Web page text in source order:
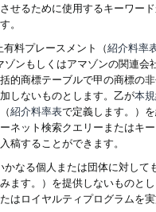
せるために使用するキーワー
。
料プレースメント（紹介料率
ゾンもしくはアマゾンの関連
的商標テーブルで甲の商標の
しないものとします。乙が本
紹介料率表で定義します。）
ネット検索クエリーまたはキ
稿することができます。
なる個人または団体に対し
ます。）を提供しないものと
はロイヤルティプログラムを